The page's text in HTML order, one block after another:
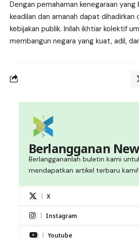
Dengan pemahaman kenegaraan yang
keadilan dan amanah dapat dihadirkan
kebijakan publik. Inilah ikhtiar kolektif
membangun negara yang kuat, adil,
Berlangganan
Berlanggananlah buletin kami
mendapatkan artikel terbaru kami!
X
Instagram
Youtube